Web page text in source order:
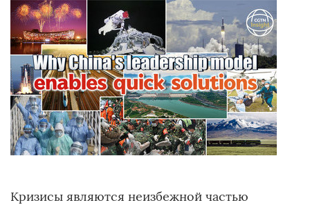
Кризисы являются неизбежной частью